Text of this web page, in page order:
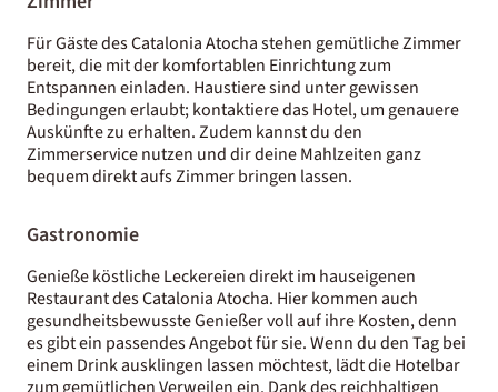
Für Gäste des Catalonia Atocha stehen gemütliche Zimmer
bereit, die mit der komfortablen Einrichtung zum
Entspannen einladen. Haustiere sind unter gewissen
Bedingungen erlaubt; kontaktiere das Hotel, um genauere
Auskünfte zu erhalten. Zudem kannst du den
Zimmerservice nutzen und dir deine Mahlzeiten ganz
bequem direkt aufs Zimmer bringen lassen.
Gastronomie
Genieße köstliche Leckereien direkt im hauseigenen
Restaurant des Catalonia Atocha. Hier kommen auch
gesundheitsbewusste Genießer voll auf ihre Kosten, denn
es gibt ein passendes Angebot für sie. Wenn du den Tag bei
einem Drink ausklingen lassen möchtest, lädt die Hotelbar